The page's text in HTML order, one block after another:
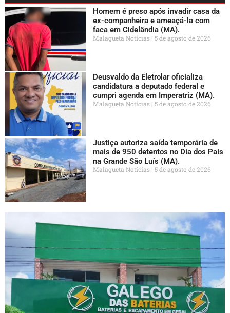
Homem é preso após invadir casa da
ex-companheira e ameaçá-la com
faca em Cidelândia (MA).
Malagueta Notícias 5 de agosto de 2026
Deusvaldo da Eletrolar oficializa
candidatura a deputado federal e
cumpri agenda em Imperatriz (MA).
Malagueta Notícias 5 de agosto de 2026
Justiça autoriza saída temporária de
mais de 950 detentos no Dia dos Pais
na Grande São Luís (MA).
Malagueta Notícias 5 de agosto de 2026